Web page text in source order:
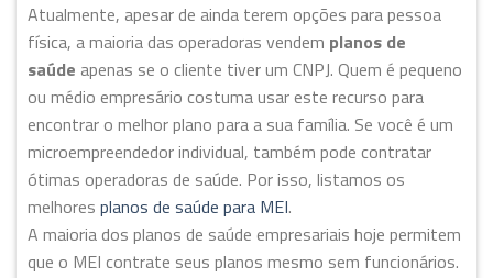
Atualmente, apesar de ainda terem opções para pessoa
física, a maioria das operadoras vendem planos de
saúde apenas se o cliente tiver um CNPJ. Quem é pequeno
ou médio empresário costuma usar este recurso para
encontrar o melhor plano para a sua família. Se você é um
microempreendedor individual, também pode contratar
ótimas operadoras de saúde. Por isso, listamos os
melhores planos de saúde para MEI.
A maioria dos planos de saúde empresariais hoje permitem
que o MEI contrate seus planos mesmo sem funcionários.